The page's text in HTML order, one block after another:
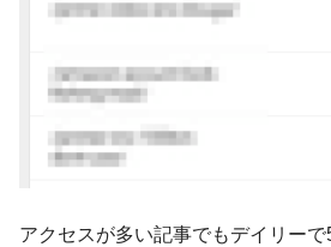
アクセスが多い記事でもデイリー